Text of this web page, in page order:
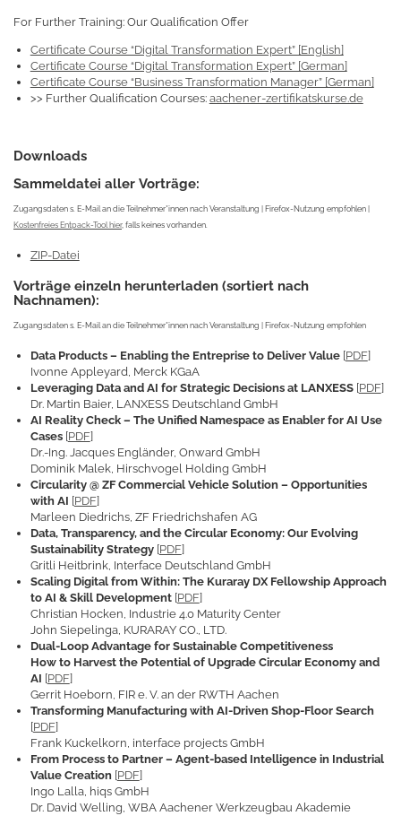
For Further Training: Our Qualification Offer
Certificate Course “Digital Transformation Expert” [English]
Certificate Course “Digital Transformation Expert” [German]
Certificate Course “Business Transformation Manager” [German]
>> Further Qualification Courses: aachener-zertifikatskurse.de
Downloads
Sammeldatei aller Vorträge:
Zugangsdaten s. E-Mail an die Teilnehmer*innen nach Veranstaltung | Firefox-Nutzung empfohlen |
Kostenfreies Entpack-Tool hier, falls keines vorhanden.
ZIP-Datei
Vorträge einzeln herunterladen (sortiert nach
Nachnamen):
Zugangsdaten s. E-Mail an die Teilnehmer*innen nach Veranstaltung | Firefox-Nutzung empfohlen
Data Products – Enabling the Entreprise to Deliver Value[PDF]
Ivonne Appleyard, Merck KGaA
Leveraging Data and AI for Strategic Decisions at LANXESS[PDF]
Dr. Martin Baier, LANXESS Deutschland GmbH
AI Reality Check – The Unified Namespace as Enabler for AI Use
Cases[PDF]
Dr.-Ing. Jacques Engländer, Onward GmbH
Dominik Malek, Hirschvogel Holding GmbH
Circularity @ ZF Commercial Vehicle Solution – Opportunities
with AI [PDF]
Marleen Diedrichs, ZF Friedrichshafen AG
Data, Transparency, and the Circular Economy: Our Evolving
Sustainability Strategy[PDF]
Gritli Heitbrink, Interface Deutschland GmbH
Scaling Digital from Within: The Kuraray DX Fellowship Approach
to AI & Skill Development[PDF]
Christian Hocken, Industrie 4.0 Maturity Center
John Siepelinga, KURARAY CO., LTD.
Dual-Loop Advantage for Sustainable Competitiveness
How to Harvest the Potential of Upgrade Circular Economy and
AI [PDF]
Gerrit Hoeborn, FIR e. V. an der RWTH Aachen
Transforming Manufacturing with AI-Driven Shop-Floor Search
[PDF]
Frank Kuckelkorn, interface projects GmbH
From Process to Partner – Agent-based Intelligence in Industrial
Value Creation[PDF]
Ingo Lalla, hiqs GmbH
Dr. David Welling, WBA Aachener Werkzeugbau Akademie